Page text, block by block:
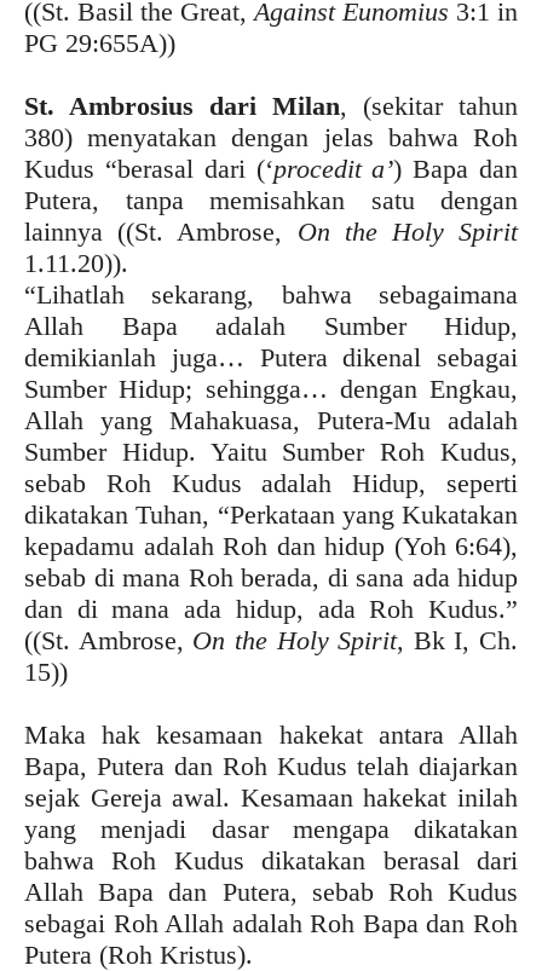
((St. Basil the Great,Against Eunomius 3:1 in
PG 29:655A))
St. Ambrosius dari Milan, (sekitar tahun
380) menyatakan dengan jelas bahwa Roh
Kudus “berasal dari (‘procedit a’) Bapa dan
Putera, tanpa memisahkan satu dengan
lainnya ((St. Ambrose, On the Holy Spirit
1.11.20)).
“Lihatlah sekarang, bahwa sebagaimana
Allah Bapa adalah Sumber Hidup,
demikianlah juga… Putera dikenal sebagai
Sumber Hidup; sehingga… dengan Engkau,
Allah yang Mahakuasa, Putera-Mu adalah
Sumber Hidup. Yaitu Sumber Roh Kudus,
sebab Roh Kudus adalah Hidup, seperti
dikatakan Tuhan, “Perkataan yang Kukatakan
kepadamu adalah Roh dan hidup (Yoh 6:64),
sebab di mana Roh berada, di sana ada hidup
dan di mana ada hidup, ada Roh Kudus.”
((St. Ambrose, On the Holy Spirit, Bk I, Ch.
15))
Maka hak kesamaan hakekat antara Allah
Bapa, Putera dan Roh Kudus telah diajarkan
sejak Gereja awal. Kesamaan hakekat inilah
yang menjadi dasar mengapa dikatakan
bahwa Roh Kudus dikatakan berasal dari
Allah Bapa dan Putera, sebab Roh Kudus
sebagai Roh Allah adalah Roh Bapa dan Roh
Putera (Roh Kristus).